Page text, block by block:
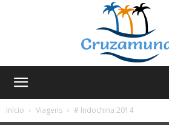
Início
Viagens # Indochina 2014